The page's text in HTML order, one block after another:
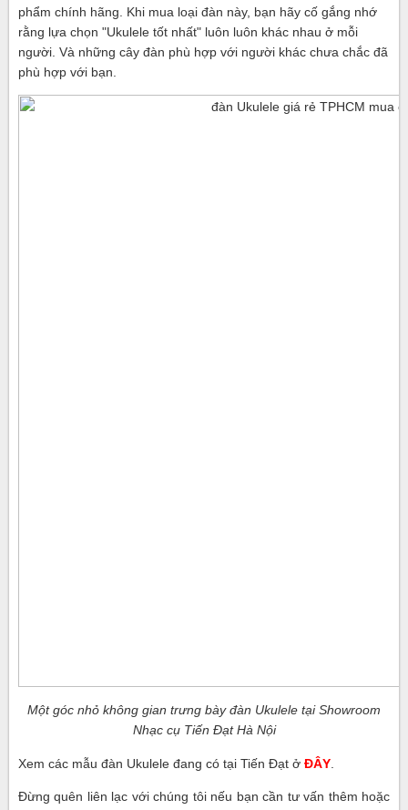
phẩm chính hãng. Khi mua loại đàn này, bạn hãy cố gắng nhớ
rằng lựa chọn "Ukulele tốt nhất" luôn luôn khác nhau ở mỗi
người. Và những cây đàn phù hợp với người khác chưa chắc đã
phù hợp với bạn.
Một góc nhỏ không gian trưng bày đàn Ukulele tại Showroom
Nhạc cụ Tiến Đạt Hà Nội
Xem các mẫu đàn Ukulele đang có tại Tiến Đạt ở ĐÂY
Đừng quên liên lạc với chúng tôi nếu bạn cần tư vấn thêm hoặc